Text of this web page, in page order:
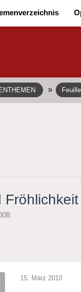
»
15. März 2010